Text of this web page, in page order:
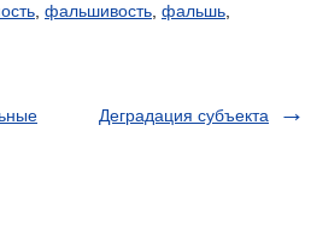
фальшивость фальшь
Деградация субъекта